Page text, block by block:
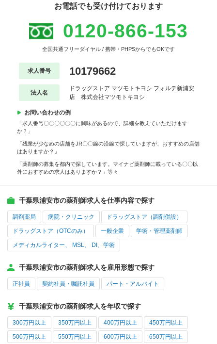
お電話でも受け付けております
0120-866-153
全国共通フリーダイヤル / 携帯・PHPSからでもOKです
求人番号 10179662
法人名
ドラッグストア マツモトキヨシ フォルテ新浦安
店 株式会社マツモトキヨシ
お問い合わせの例
「求人番号〇〇〇〇〇〇に興味があるので、詳細を教えていただけます
か？」
「残業が少なめの店舗をJR〇〇線の沿線で探していますが、おすすめの店舗
はありますか？」
「薬剤師の募集を都内で探しています。マイナビ薬剤師に載っている〇〇以
外におすすめの求人はありますか？」等々
千葉県浦安市の薬剤師求人を仕事内容で探す
調剤薬局 病院・クリニック ドラッグストア（調剤併設）
ドラッグストア（OTCのみ） 一般企業 学術・管理薬剤師
メディカルライター、 MSL、 DI、学術
千葉県浦安市の薬剤師求人を雇用形態で探す
正社員 契約社員・嘱託社員 パート・アルバイト
千葉県浦安市の薬剤師求人を年収で探す
300万円以上 350万円以上 400万円以上 450万円以上
500万円以上 550万円以上 600万円以上 650万円以上